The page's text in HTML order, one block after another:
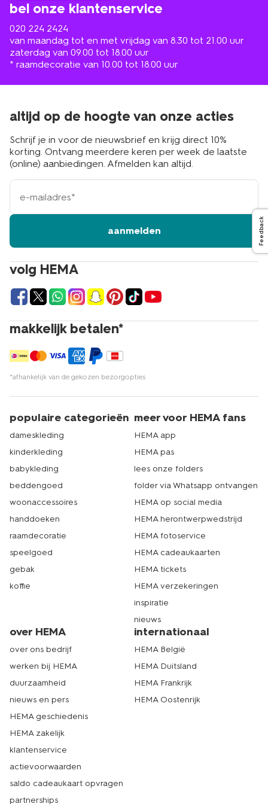
bel onze klantenservice
020 224 2424
van maandag tot en met vrijdag van 8.30 tot 21.00 uur
zaterdag van 09.00 tot 18.00 uur
* raamdecoratie van 10.00 tot 18.00 uur
volg HEMA
makkelijk betalen*
*afhankelijk van de gekozen bezorgopties
altijd op de hoogte van onze acties
Schrijf je in voor de nieuwsbrief en krijg direct 10%
korting. Ontvang meerdere keren per week de laatste
(online) aanbiedingen. Afmelden kan altijd.
e-
mailadres
aanmelden
populaire categorieën
dameskleding
kinderkleding
babykleding
beddengoed
woonaccessoires
handdoeken
raamdecoratie
speelgoed
gebak
koffie
meer voor HEMA fans
HEMA app
HEMA pas
lees onze folders
folder via Whatsapp ontvangen
HEMA op social media
HEMA herontwerpwedstrijd
HEMA fotoservice
HEMA cadeaukaarten
HEMA tickets
HEMA verzekeringen
inspiratie
nieuws
over HEMA
over ons bedrijf
werken bij HEMA
duurzaamheid
nieuws en pers
HEMA geschiedenis
HEMA zakelijk
klantenservice
actievoorwaarden
saldo cadeaukaart opvragen
partnerships
internationaal
HEMA België
HEMA Duitsland
HEMA Frankrijk
HEMA Oostenrijk
Feedback